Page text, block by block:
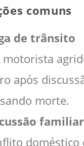
comuns
de trânsito
motorista
após
morte.
familiar
doméstico